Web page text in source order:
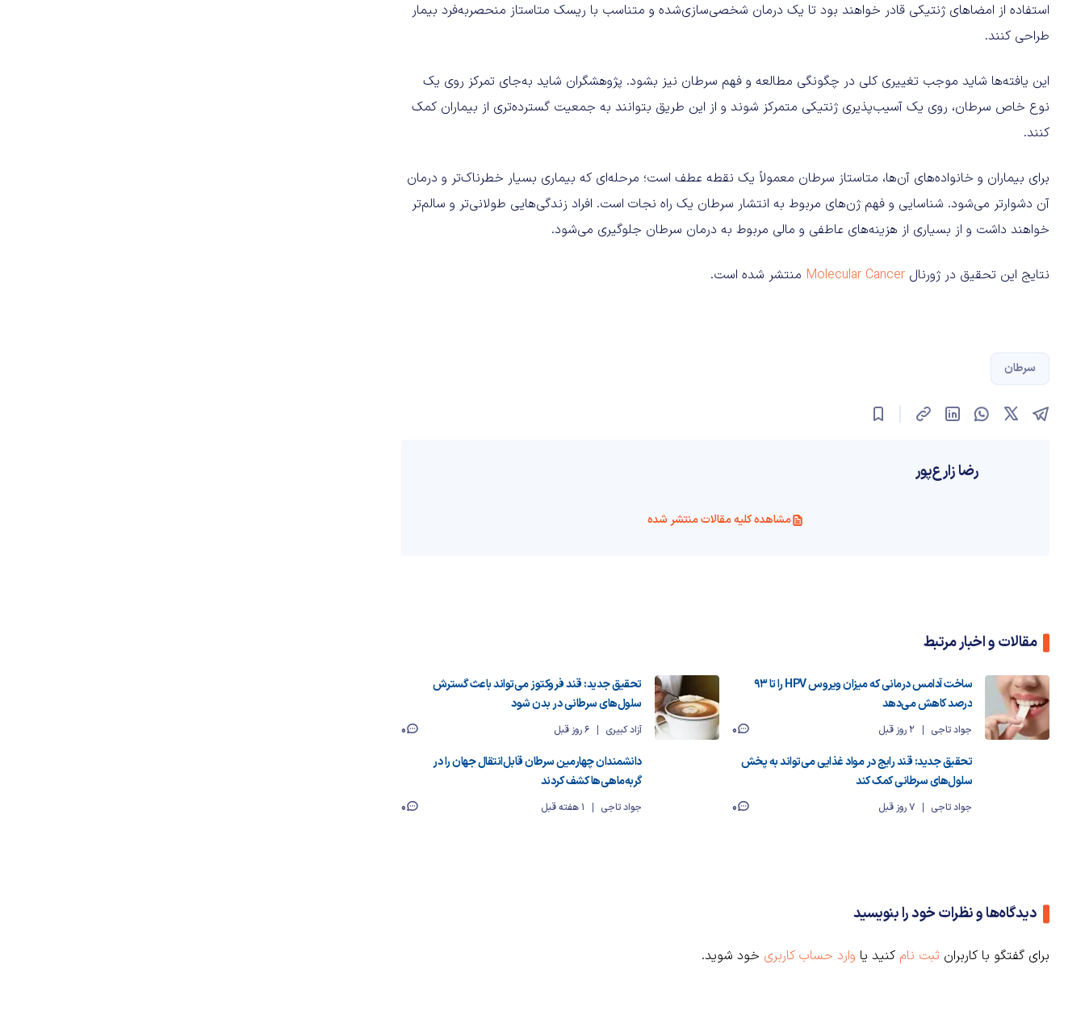
استفاده از امضاهای ژنتیکی قادر خواهند بود تا یک درمان شخصی‌سازی‌شده و متناسب با ریسک متاستاز منحصربه‌فرد بیمار
طراحی کنند.
این یافته‌ها شاید موجب تغییری کلی در چگونگی مطالعه و فهم سرطان نیز بشود. پژوهشگران شاید به‌جای تمرکز روی یک
نوع خاص سرطان، روی یک آسیب‌پذیری ژنتیکی متمرکز شوند و از این طریق بتوانند به جمعیت گسترده‌تری از بیماران کمک
کنند.
برای بیماران و خانواده‌های آن‌ها، متاستاز سرطان معمولاً یک نقطه عطف است؛ مرحله‌ای که بیماری بسیار خطرناک‌تر و درمان
آن دشوارتر می‌شود. شناسایی و فهم ژن‌های مربوط به انتشار سرطان یک راه نجات است. افراد زندگی‌هایی طولانی‌تر و سالم‌تر
خواهند داشت و از بسیاری از هزینه‌های عاطفی و مالی مربوط به درمان سرطان جلوگیری می‌شود.
نتایج این تحقیق در ژورنال Molecular Cancer منتشر شده است.
سرطان
رضا زارع‌پور
مشاهده کلیه مقالات منتشر شده
مقالات و اخبار مرتبط
ساخت آدامس درمانی که میزان ویروس HPV را تا ۹۳
درصد کاهش می‌دهد
جواد تاجی 2 روز قبل 0
تحقیق جدید: قند فروکتوز می‌تواند باعث گسترش
سلول‌های سرطانی در بدن شود
آزاد کبیری 6 روز قبل
0
تحقیق جدید: قند رایج در مواد غذایی می‌تواند به پخش
سلول‌های سرطانی کمک کند
جواد تاجی 7 روز قبل 0
دانشمندان چهارمین سرطان قابل‌انتقال جهان را در
گربه‌ماهی‌ها کشف کردند
جواد تاجی 1 هفته قبل 0
دیدگاه‌ها و نظرات خود را بنویسید
برای گفتگو با کاربران ثبت نام کنید یا وارد حساب کاربری خود شوید.